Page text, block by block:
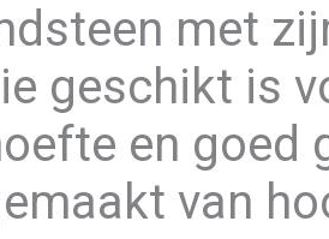
met
geschikt is
en goed
van